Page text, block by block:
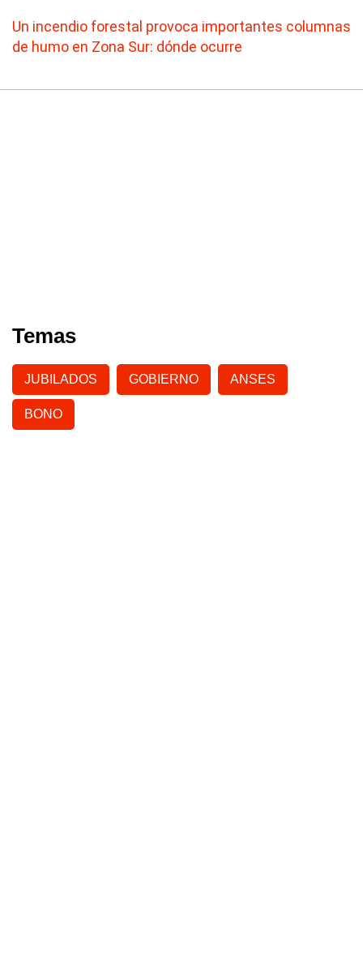
Un incendio forestal provoca importantes columnas
de humo en Zona Sur: dónde ocurre
Temas
JUBILADOS GOBIERNO ANSES
BONO